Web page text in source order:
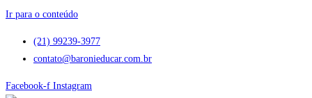
Ir para o conteúdo
(21) 99239-3977
contato@baronieducar.com.br
Facebook-f Instagram